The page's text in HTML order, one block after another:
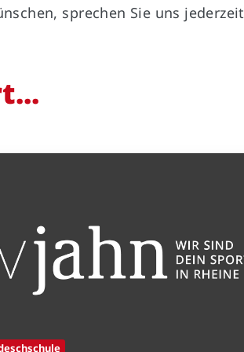
sprechen Sie uns jederzeit
05971-97490
instagram